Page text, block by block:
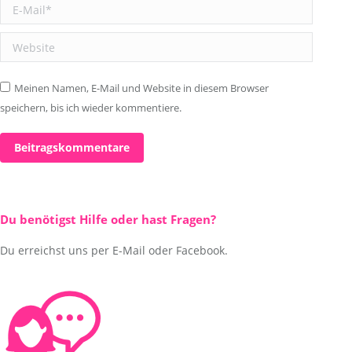
E-Mail *
Website
Meinen Namen, E-Mail und Website in diesem Browser
speichern, bis ich wieder kommentiere.
Beitragskommentare
Du benötigst Hilfe oder hast Fragen?
Du erreichst uns per E-Mail oder Facebook.